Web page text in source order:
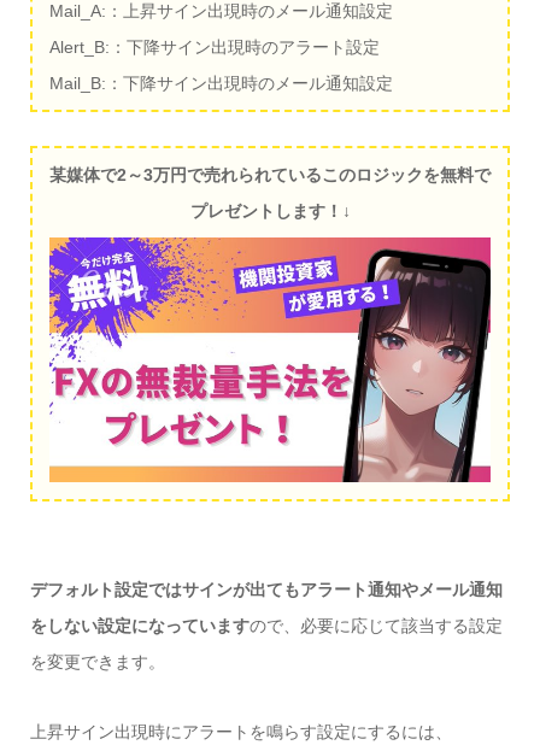
Mail_A:：上昇サイン出現時のメール通知設定
Alert_B:：下降サイン出現時のアラート設定
Mail_B:：下降サイン出現時のメール通知設定
某媒体で2～3万円で売れられているこのロジックを無料で
プレゼントします！↓
デフォルト設定ではサインが出てもアラート通知やメール通知
をしない設定になっていますので、必要に応じて該当する設定
を変更できます。
上昇サイン出現時にアラートを鳴らす設定にするには、